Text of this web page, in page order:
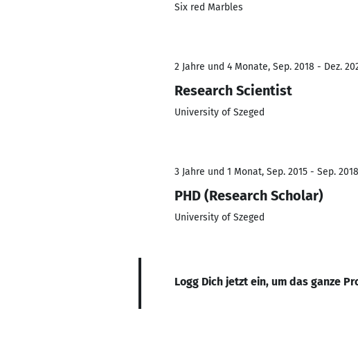
Six red Marbles
2 Jahre und 4 Monate, Sep. 2018 - Dez.
Research Scientist
University of Szeged
3 Jahre und 1 Monat, Sep. 2015 - Sep. 2018
PHD (Research Scholar)
University of Szeged
Logg Dich jetzt ein, um das ganze